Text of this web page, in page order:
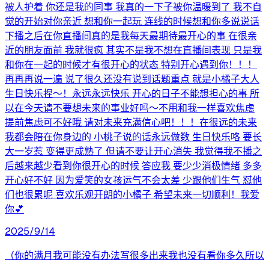
被人护着 你还是我的同事 我真的一下子被你温暖到了 我不自
觉的开始对你亲近 想和你一起玩 连线的时候想和你多说说话
下播之后在你直播间真的是我每天最期待最开心的事 在很亲
近的朋友面前 我就很疯 其实不是我不想在直播间表现 只是我
和你在一起的时候才有很开心的状态 特别开心遇到你！！！
再再再说一遍 说了很久还没有说到话题重点 就是小橘子大人
生日快乐捏～！永远永远快乐 开心的日子不能想担心的事 所
以在今天请不要想未来的事业好吗～不用和我一样喜欢焦虑
提前焦虑可不好哦 请对未来充满信心吧！！！在很远的未来
我都会陪在你身边的 小桃子说的话永远做数 生日快乐咯 要长
大一岁惹 变得更成熟了 但请不要让开心消失 我觉得我不播之
后越来越少看到你很开心的时候 答应我 要少少消极情绪 多多
开心好不好 因为爱笑的女孩运气不会太差 少跟他们生气 怼他
们也很累呢 喜欢乐观开朗的小橘子 希望未来一切顺利！我爱
你💕
2025/9/14
（你的满月我可能没有办法写很多出来我也没有看你多久所以